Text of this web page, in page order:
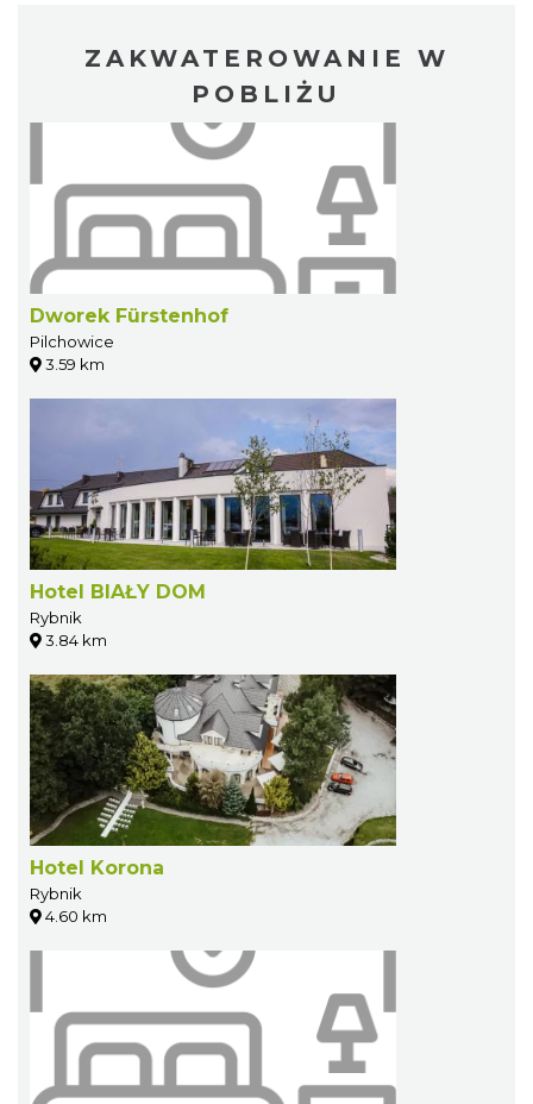
ZAKWATEROWANIE W
POBLIŻU
Dworek Fürstenhof
Pilchowice
3.59 km
Hotel BIAŁY DOM
Rybnik
3.84 km
Hotel Korona
Rybnik
4.60 km